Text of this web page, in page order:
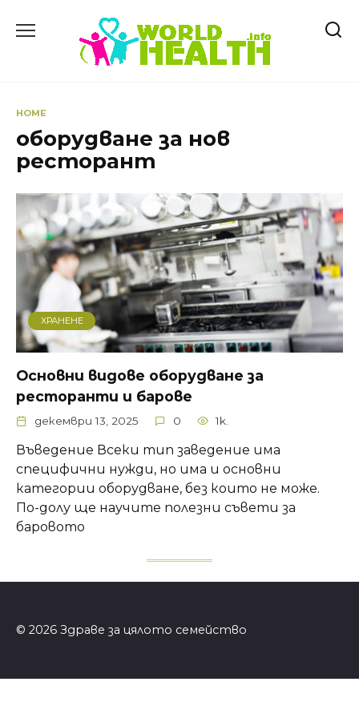
HOME
оборудване за нов
ресторант
ХРАНЕНЕ
Основни видове оборудване за
ресторанти и барове
декември 13, 2025 0 1k.
Въведение Всеки тип заведение има
специфични нужди, но има и основни
категории оборудване, без които не може.
По-долу ще научите полезни съвети за
баровото
© 2026 Здраве за цялото семейство